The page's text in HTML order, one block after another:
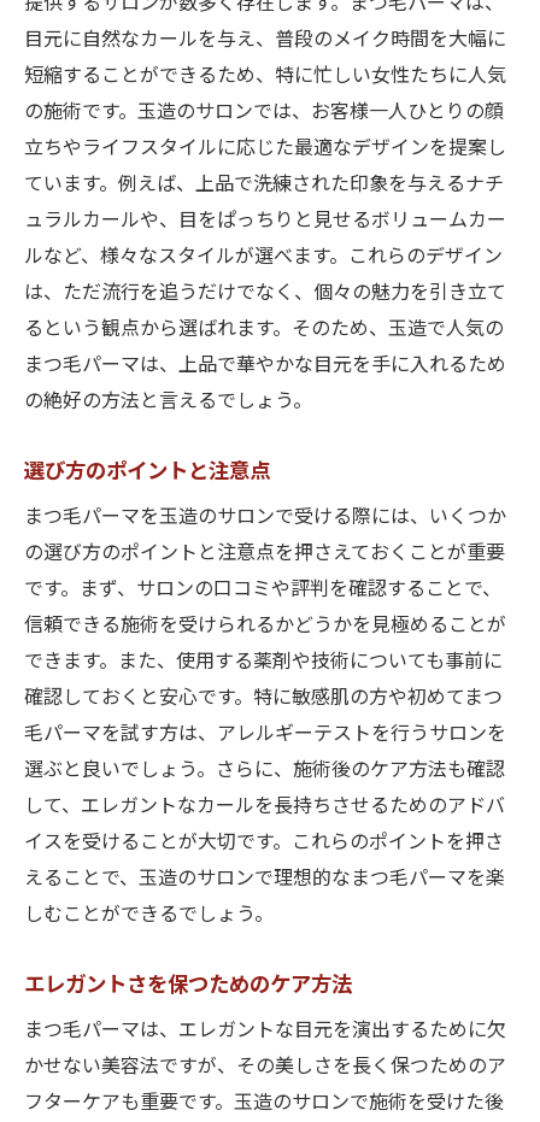
目元に自然なカールを与え、普段のメイク時間を大幅に
短縮することができるため、特に忙しい女性たちに人気
の施術です。玉造のサロンでは、お客様一人ひとりの顔
立ちやライフスタイルに応じた最適なデザインを提案し
ています。例えば、上品で洗練された印象を与えるナチ
ュラルカールや、目をぱっちりと見せるボリュームカー
ルなど、様々なスタイルが選べます。これらのデザイン
は、ただ流行を追うだけでなく、個々の魅力を引き立て
るという観点から選ばれます。そのため、玉造で人気の
まつ毛パーマは、上品で華やかな目元を手に入れるため
の絶好の方法と言えるでしょう。
選び方のポイントと注意点
まつ毛パーマを玉造のサロンで受ける際には、いくつか
の選び方のポイントと注意点を押さえておくことが重要
です。まず、サロンの口コミや評判を確認することで、
信頼できる施術を受けられるかどうかを見極めることが
できます。また、使用する薬剤や技術についても事前に
確認しておくと安心です。特に敏感肌の方や初めてまつ
毛パーマを試す方は、アレルギーテストを行うサロンを
選ぶと良いでしょう。さらに、施術後のケア方法も確認
して、エレガントなカールを長持ちさせるためのアドバ
イスを受けることが大切です。これらのポイントを押さ
えることで、玉造のサロンで理想的なまつ毛パーマを楽
しむことができるでしょう。
エレガントさを保つためのケア方法
まつ毛パーマは、エレガントな目元を演出するために欠
かせない美容法ですが、その美しさを長く保つためのア
フターケアも重要です。玉造のサロンで施術を受けた後